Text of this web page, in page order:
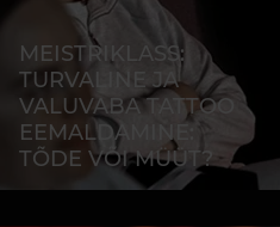
MEISTRIKLASS:
TURVALINE JA
VALUVABA TATTOO
EEMALDAMINE:
TÕDE VÕI MÜÜT?